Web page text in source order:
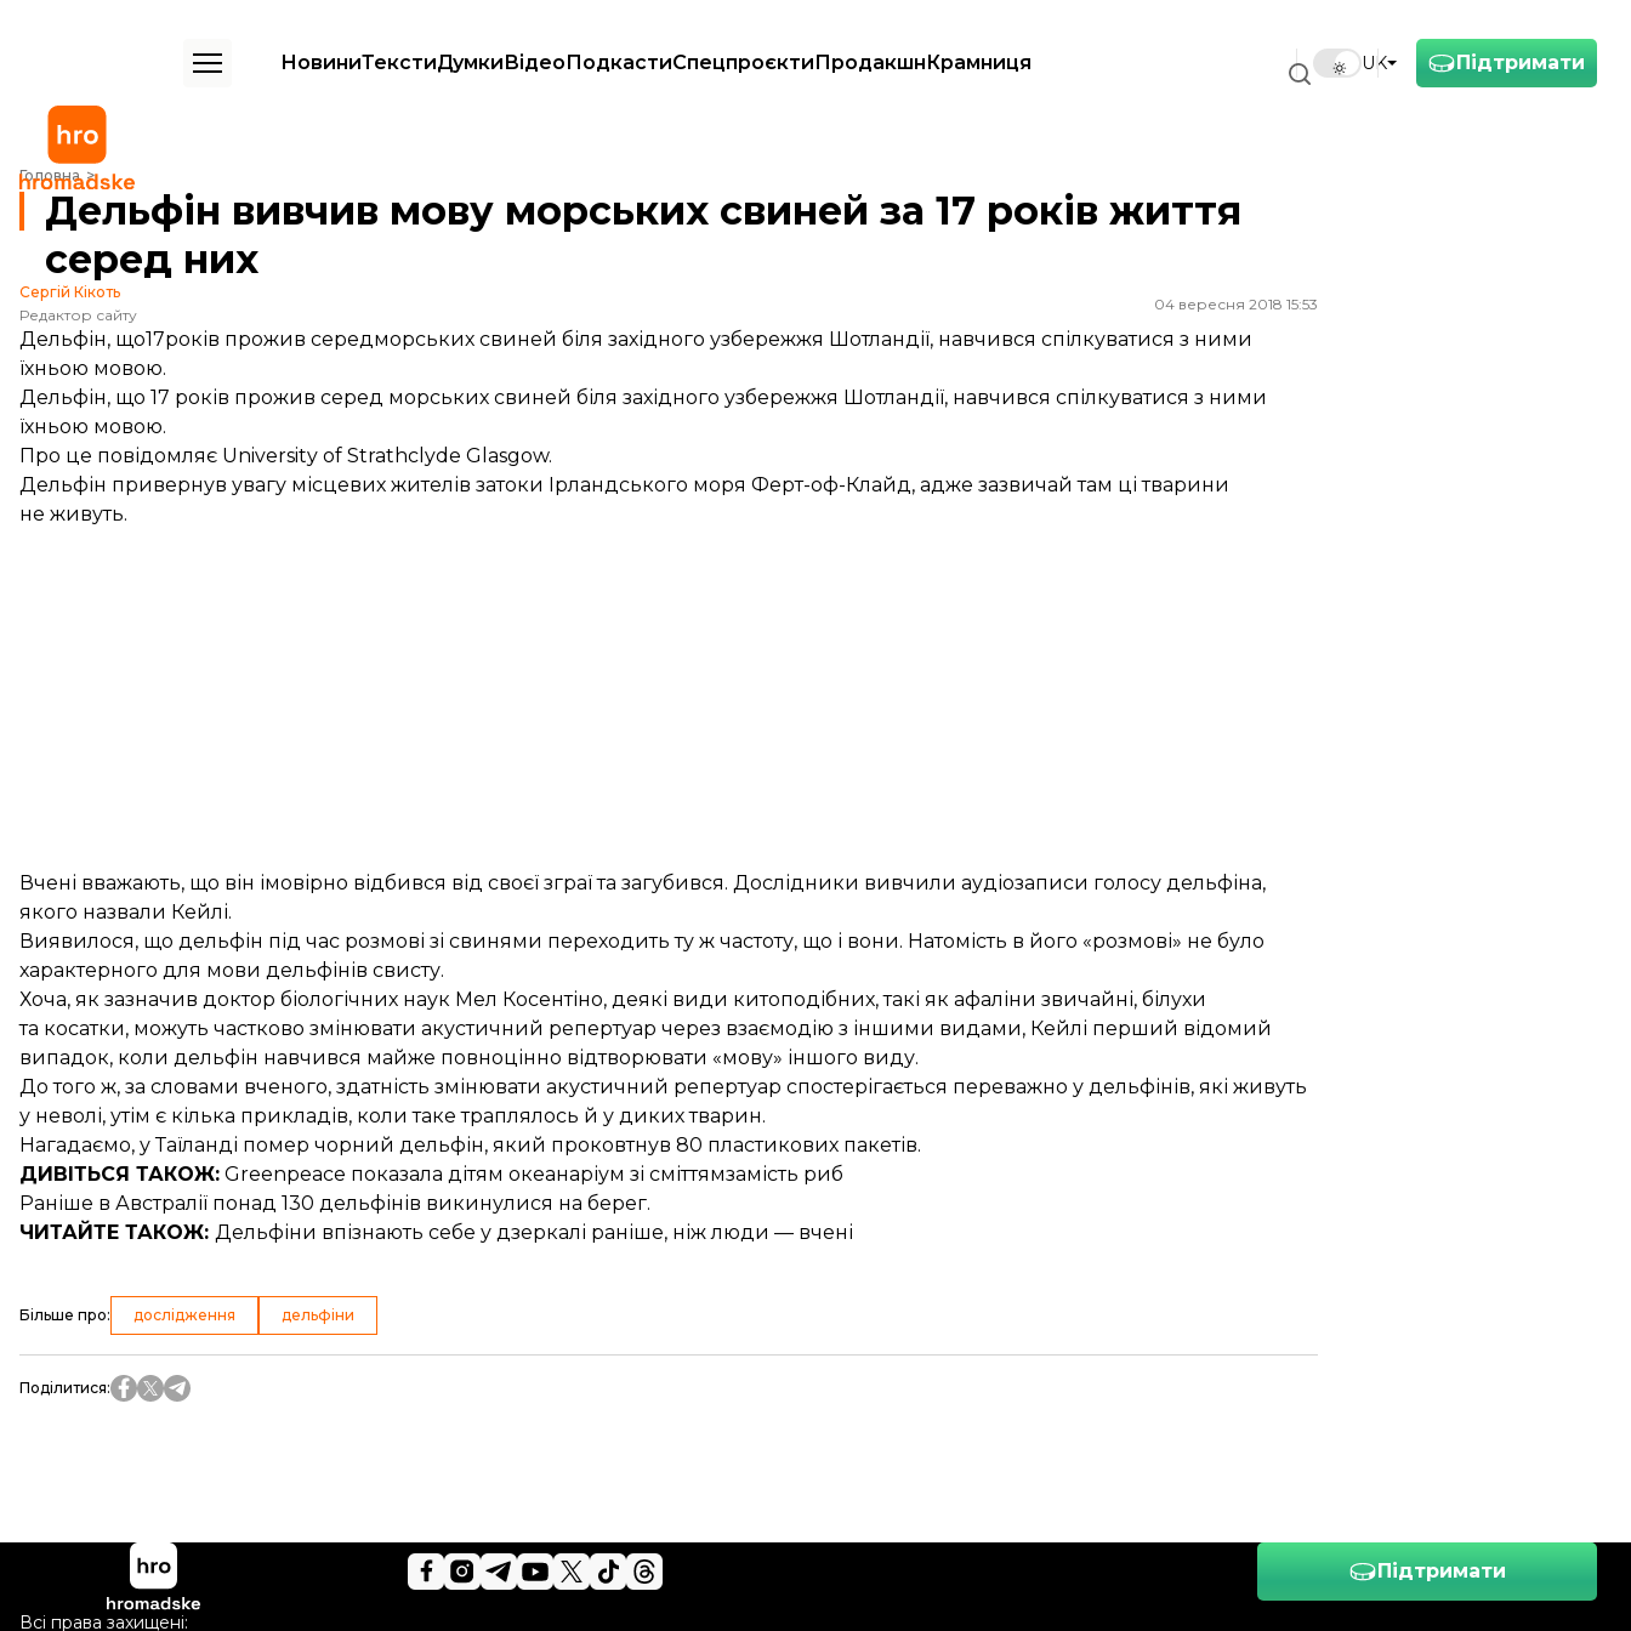
Підтримати
UK
НовиниТекстиДумкиВідеоПодкастиСпецпроєктиПродакшнКрамниця
Головна
Дельфін вивчив мову морських свиней за 17 років життя серед них
Дельфін вивчив мову морських свиней за 17 років життя
серед них
Сергій Кікоть
Редактор сайту
04 вересня 2018 15:53
Дельфін, що17років прожив середморських свиней біля західного узбережжя Шотландії, навчився спілкуватися з ними
їхньою мовою.
Дельфін, що 17 років прожив серед морських свиней біля західного узбережжя Шотландії, навчився спілкуватися з ними
їхньою мовою.
Про це повідомляє University of Strathclyde Glasgow.
Дельфін привернув увагу місцевих жителів затоки Ірландського моря Ферт-оф-Клайд, адже зазвичай там ці тварини
не живуть.
Вчені вважають, що він імовірно відбився від своєї зграї та загубився. Дослідники вивчили аудіозаписи голосу дельфіна,
якого назвали Кейлі.
Виявилося, що дельфін під час розмові зі свинями переходить ту ж частоту, що і вони. Натомість в його «розмові» не було
характерного для мови дельфінів свисту.
Хоча, як зазначив доктор біологічних наук Мел Косентіно, деякі види китоподібних, такі як афаліни звичайні, білухи
та косатки, можуть частково змінювати акустичний репертуар через взаємодію з іншими видами, Кейлі перший відомий
випадок, коли дельфін навчився майже повноцінно відтворювати «мову» іншого виду.
До того ж, за словами вченого, здатність змінювати акустичний репертуар спостерігається переважно у дельфінів, які живуть
у неволі, утім є кілька прикладів, коли таке траплялось й у диких тварин.
Нагадаємо, у Таїланді помер чорний дельфін, який проковтнув 80 пластикових пакетів.
ДИВІТЬСЯ ТАКОЖ: Greenpeace показала дітям океанаріум зі сміттямзамість риб
Раніше в Австралії понад 130 дельфінів викинулися на берег.
ЧИТАЙТЕ ТАКОЖ: Дельфіни впізнають себе у дзеркалі раніше, ніж люди — вчені
Більше про: дослідження дельфіни
Поділитися:
Підтримати
Всі права захищені: